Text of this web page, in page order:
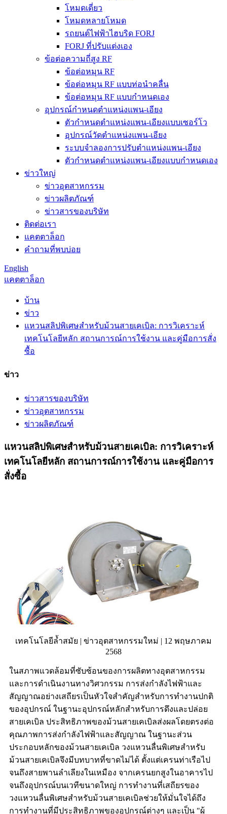
โหมดเดี่ยว
โหมดหลายโหมด
รถยนต์ไฟฟ้าไฮบริด FORJ
FORJ ที่ปรับแต่งเอง
ข้อต่อความถี่สูง RF
ข้อต่อหมุน RF
ข้อต่อหมุน RF แบบท่อนำคลื่น
ข้อต่อหมุน RF แบบกำหนดเอง
อุปกรณ์กำหนดตำแหน่งแพน-เอียง
ตัวกำหนดตำแหน่งแพน-เอียงแบบเซอร์โว
อุปกรณ์วัดตำแหน่งแพน-เอียง
ระบบจำลองการปรับตำแหน่งแพน-เอียง
ตัวกำหนดตำแหน่งแพน-เอียงแบบกำหนดเอง
ข่าวใหญ่
ข่าวอุตสาหกรรม
ข่าวผลิตภัณฑ์
ข่าวสารของบริษัท
ติดต่อเรา
แคตตาล็อก
คำถามที่พบบ่อย
English
แคตตาล็อก
บ้าน
ข่าว
แหวนสลิปพิเศษสำหรับม้วนสายเคเบิล: การวิเคราะห์
เทคโนโลยีหลัก สถานการณ์การใช้งาน และคู่มือการสั่ง
ซื้อ
ข่าว
ข่าวสารของบริษัท
ข่าวอุตสาหกรรม
ข่าวผลิตภัณฑ์
แหวนสลิปพิเศษสำหรับม้วนสายเคเบิล: การวิเคราะห์
เทคโนโลยีหลัก สถานการณ์การใช้งาน และคู่มือการ
สั่งซื้อ
เทคโนโลยีล้ำสมัย | ข่าวอุตสาหกรรมใหม่ | 12 พฤษภาคม
2568
ในสภาพแวดล้อมที่ซับซ้อนของการผลิตทางอุตสาหกรรม
และการดำเนินงานทางวิศวกรรม การส่งกำลังไฟฟ้าและ
สัญญาณอย่างเสถียรเป็นหัวใจสำคัญสำหรับการทำงานปกติ
ของอุปกรณ์ ในฐานะอุปกรณ์หลักสำหรับการดึงและปล่อย
สายเคเบิล ประสิทธิภาพของม้วนสายเคเบิลส่งผลโดยตรงต่อ
คุณภาพการส่งกำลังไฟฟ้าและสัญญาณ ในฐานะส่วน
ประกอบหลักของม้วนสายเคเบิล วงแหวนลื่นพิเศษสำหรับ
ม้วนสายเคเบิลจึงมีบทบาทที่ขาดไม่ได้ ตั้งแต่เครนท่าเรือไป
จนถึงสายพานลำเลียงในเหมือง จากเครนยกสูงในอาคารไป
จนถึงอุปกรณ์บนเวทีขนาดใหญ่ การทำงานที่เสถียรของ
วงแหวนลื่นพิเศษสำหรับม้วนสายเคเบิลช่วยให้มั่นใจได้ถึง
การทำงานที่มีประสิทธิภาพของอุปกรณ์ต่างๆ และเป็น "ผู้